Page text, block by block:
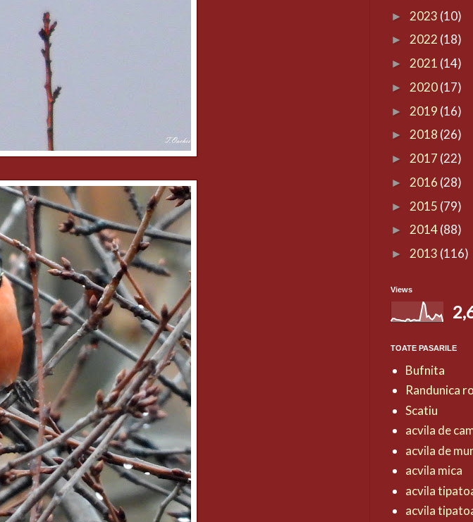
► 2023 (10)
► 2022 (18)
► 2021 (14)
► 2020(17)
► 2019 (16)
► 2018 (26)
► 2017 (22)
► 2016 (28)
► 2015 (79)
► 2014(88)
► 2013 (116)
Views
TOATE PASARILE
Bufnita
Randunica
Scatiu
acvila de
acvila de
acvila mica
acvila
acvila